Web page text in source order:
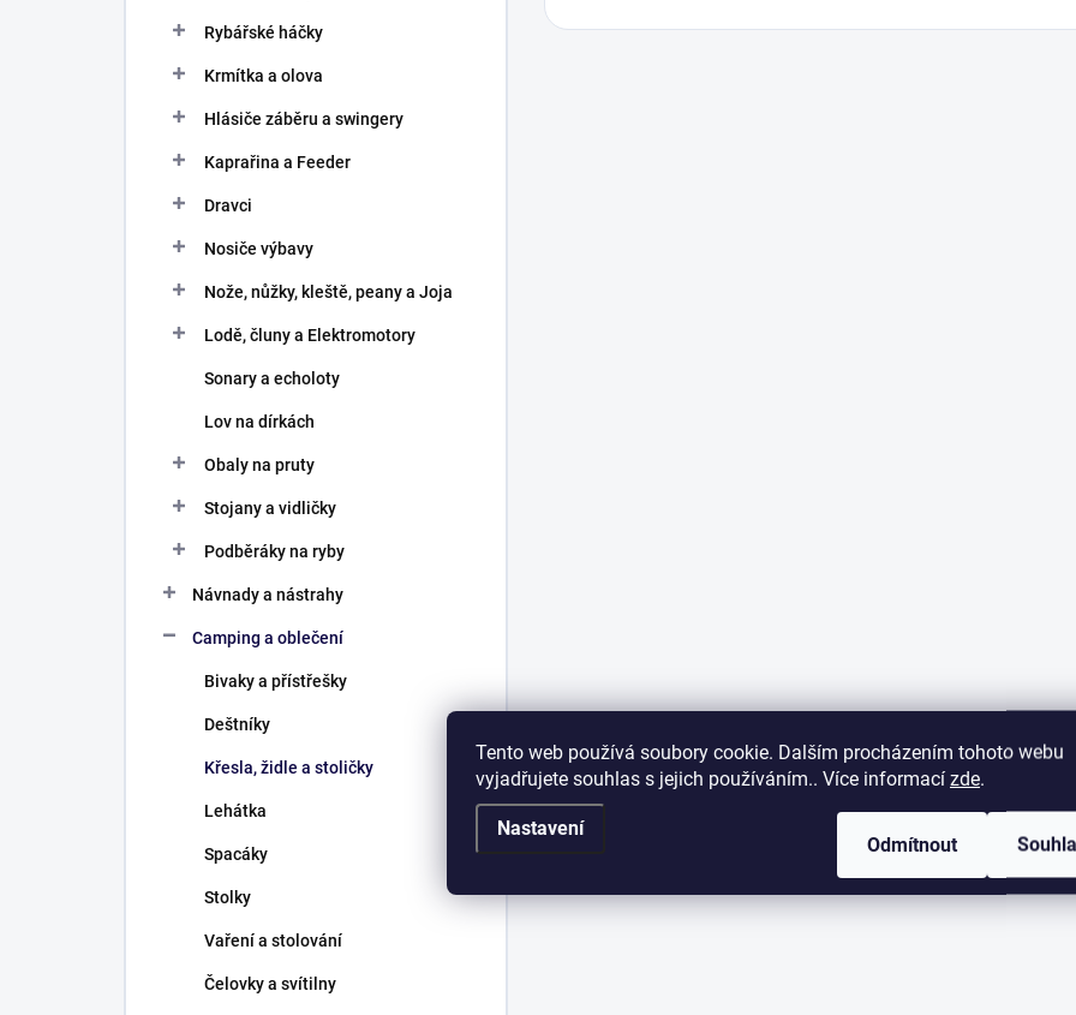
Tento web používá soubory cookie. Dalším procházením tohoto webu
vyjadřujete souhlas s jejich používáním.. Více informací zde.
Nastavení
Odmítnout
Rybářské háčky
Krmítka a olova
Hlásiče záběru a swingery
Kaprařina a Feeder
Dravci
Nosiče výbavy
Nože, nůžky, kleště, peany a Joja
Lodě, čluny a Elektromotory
Sonary a echoloty
Lov na dírkách
Obaly na pruty
Stojany a vidličky
Podběráky na ryby
Návnady a nástrahy
Camping a oblečení
Bivaky a přístřešky
Deštníky
Křesla, židle a stoličky
Lehátka
Spacáky
Stolky
Vaření a stolování
Čelovky a svítilny